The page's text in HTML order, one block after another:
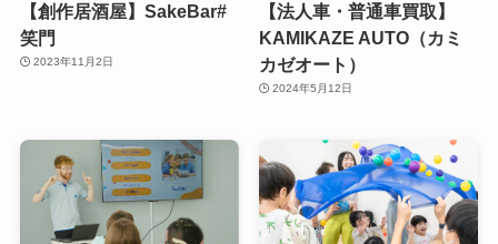
【創作居酒屋】SakeBar#
笑門
2023年11月2日
【法人車・普通車買取】
KAMIKAZE AUTO（カミ
カゼオート）
2024年5月12日